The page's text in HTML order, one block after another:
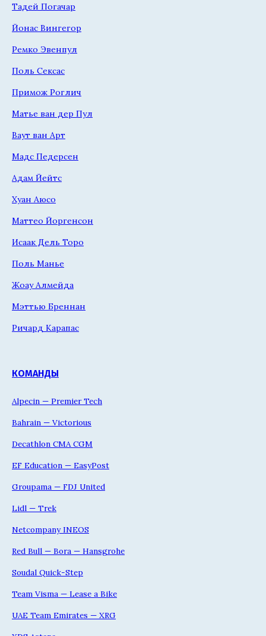
Тадей Погачар
Йонас Вингегор
Ремко Эвенпул
Поль Сексас
Примож Роглич
Матье ван дер Пул
Ваут ван Арт
Мадс Педерсен
Адам Йейтс
Хуан Аюсо
Маттео Йоргенсон
Исаак Дель Торо
Поль Манье
Жоау Алмейда
Мэттью Бреннан
Ричард Карапас
КОМАНДЫ
Alpecin — Premier Tech
Bahrain — Victorious
Decathlon CMA CGM
EF Education — EasyPost
Groupama — FDJ United
Lidl — Trek
Netcompany INEOS
Red Bull — Bora — Hansgrohe
Soudal Quick-Step
Team Visma — Lease a Bike
UAE Team Emirates — XRG